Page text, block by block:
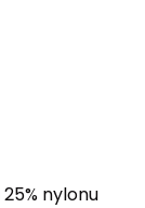
nylonu